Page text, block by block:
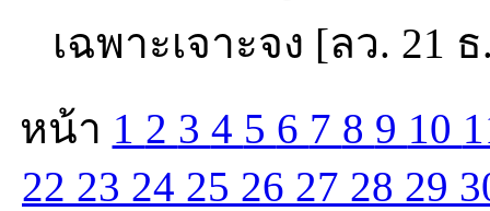
เฉพาะเจาะจง [ลว. 21
หน้า 1 2 3 4 5 6 7 8 9 10
22 23 24 25 26 27 28 29